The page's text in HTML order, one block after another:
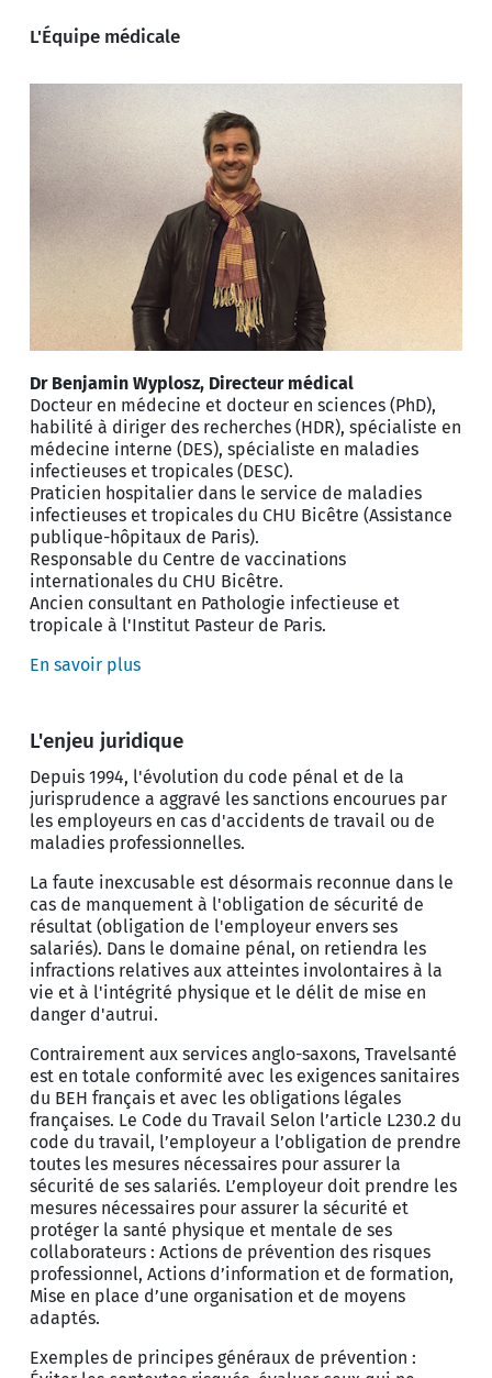
L'Équipe médicale
Dr Benjamin Wyplosz, Directeur médical
Docteur en médecine et docteur en sciences (PhD),
habilité à diriger des recherches (HDR), spécialiste en
médecine interne (DES), spécialiste en maladies
infectieuses et tropicales (DESC).
Praticien hospitalier dans le service de maladies
infectieuses et tropicales du CHU Bicêtre (Assistance
publique-hôpitaux de Paris).
Responsable du Centre de vaccinations
internationales du CHU Bicêtre.
Ancien consultant en Pathologie infectieuse et
tropicale à l'Institut Pasteur de Paris.
En savoir plus
L'enjeu juridique
Depuis 1994, l'évolution du code pénal et de la
jurisprudence a aggravé les sanctions encourues par
les employeurs en cas d'accidents de travail ou de
maladies professionnelles.
La faute inexcusable est désormais reconnue dans le
cas de manquement à l'obligation de sécurité de
résultat (obligation de l'employeur envers ses
salariés). Dans le domaine pénal, on retiendra les
infractions relatives aux atteintes involontaires à la
vie et à l'intégrité physique et le délit de mise en
danger d'autrui.
Contrairement aux services anglo-saxons, Travelsanté
est en totale conformité avec les exigences sanitaires
du BEH français et avec les obligations légales
françaises. Le Code du Travail Selon l’article L230.2 du
code du travail, l’employeur a l’obligation de prendre
toutes les mesures nécessaires pour assurer la
sécurité de ses salariés. L’employeur doit prendre les
mesures nécessaires pour assurer la sécurité et
protéger la santé physique et mentale de ses
collaborateurs : Actions de prévention des risques
professionnel, Actions d’information et de formation,
Mise en place d’une organisation et de moyens
adaptés.
Exemples de principes généraux de prévention :